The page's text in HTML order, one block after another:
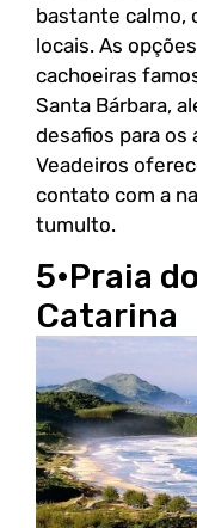
bastante calmo,
locais. As
cachoeiras
Santa Bárbara,
desafios para os
Veadeiros
contato com a
tumulto.
5•Praia
Catarina